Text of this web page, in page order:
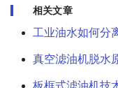
相关文章
工业油水如何分
真空滤油机脱水
板框式滤油机技